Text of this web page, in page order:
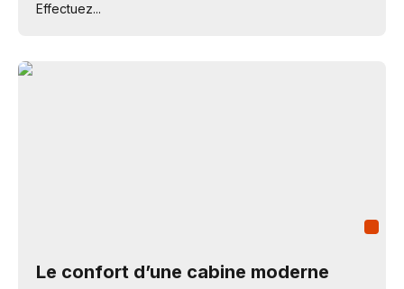
Effectuez...
Le confort d’une cabine moderne